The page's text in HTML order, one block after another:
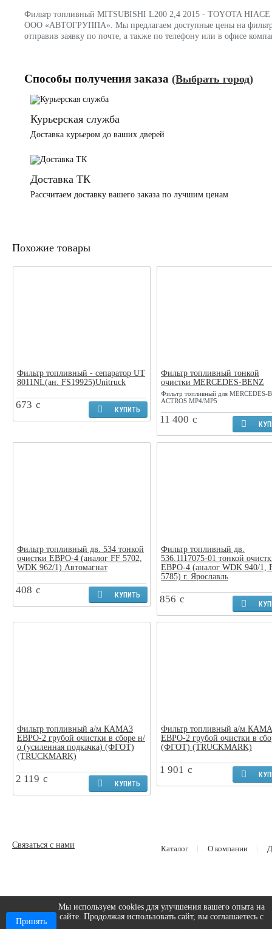
Фильтр топливный MITSUBISHI L200 2,4 2015 - TOYOTA HIACE
ООО «АВТОГРУППА». Мы предлагаем доступные цены на
отправив заявку по почте, а также по телефону или в офисе
Способы получения заказа (Выбрать город)
Курьерская служба
Доставка курьером до ваших дверей
Доставка ТК
Рассчитаем доставку вашего заказа по лучшим ценам
Похожие товары
Фильтр топливный - сепаратор UT
8011NL(ан. FS19925)Unitruck
673 c КУПИТЬ
Фильтр топливный тонкой
очистки MERCEDES-BENZ
Фильтр топливный для MERCEDES-
ACTROS MP4/MP5
11 400 c
Фильтр топливный дв. 534 тонкой
очистки ЕВРО-4 (аналог FF 5702,
WDK 962/1) Автомагнат
408 c КУПИТЬ
Фильтр топливный дв.
536.1117075-01 тонкой
ЕВРО-4 (аналог WDK 940/1,
5785) г. Ярославль
856 c
Фильтр топливный а/м КАМАЗ
ЕВРО-2 грубой очистки в сборе н/
о (усиленная подкачка) (ФГОТ)
(TRUCKMARK)
2 119 c КУПИТЬ
Фильтр топливный а/м
ЕВРО-2 грубой очистки в
(ФГОТ) (TRUCKMARK)
1 901 c
Связаться с нами Каталог О компании
2026 © ООО «АВТОГРУППА»
ИНН 1650390423 ОГРН: 1201600029267
Принять
Мы используем cookies для улучшения вашего опыта на
сайте. Продолжая использовать сайт, вы соглашаетесь с